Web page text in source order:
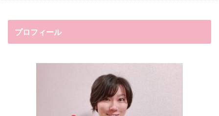
プロフィール